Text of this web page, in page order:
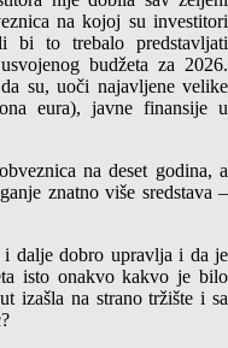
na kojoj su investitori
bi to trebalo predstavljati
budžeta za 2026.
su, uoči najavljene velike
eura), javne finansije u
na deset godina, a
znatno više sredstava –
dalje dobro upravlja i da je
isto onakvo kakvo je bilo
izašla na strano tržište i sa